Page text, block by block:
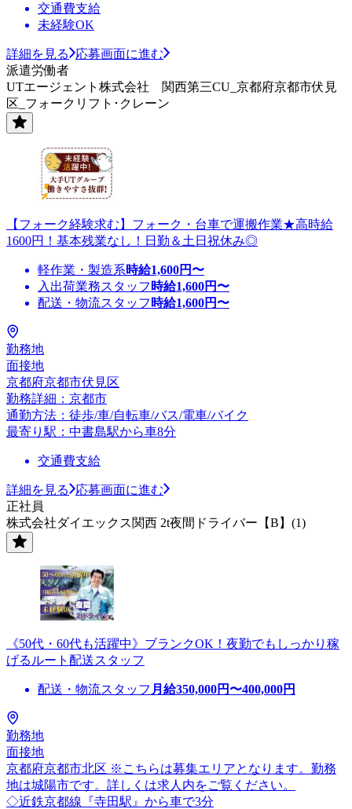
交通費支給
未経験OK
詳細を見る
応募画面に進む
派遣労働者
UTエージェント株式会社 関西第三CU_京都府京都市伏見
区_フォークリフト･クレーン
【フォーク経験求む】フォーク・台車で運搬作業★高時給
1600円！基本残業なし！日勤＆土日祝休み◎
軽作業・製造系時給1,600円〜
入出荷業務スタッフ 時給1,600円〜
配送・物流スタッフ 時給1,600円〜
勤務地
面接地
京都府京都市伏見区
勤務詳細：京都市
通勤方法：徒歩/車/自転車/バス/電車/バイク
最寄り駅：中書島駅から車8分
交通費支給
詳細を見る
応募画面に進む
正社員
株式会社ダイエックス関西 2t夜間ドライバー【B】(1)
《50代・60代も活躍中》ブランクOK！夜勤でもしっかり稼
げるルート配送スタッフ
配送・物流スタッフ 月給350,000円〜400,000円
勤務地
面接地
京都府京都市北区 ※こちらは募集エリアとなります。勤務
地は城陽市です。詳しくは求人内をご覧ください。
◇近鉄京都線『寺田駅』から車で3分